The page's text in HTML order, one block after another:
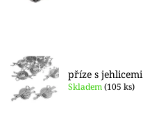
příze s jehlicemi
Skladem(105 ks)